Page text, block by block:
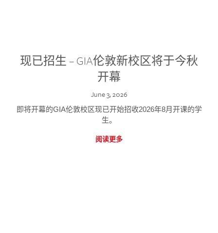
现已招生 – GIA伦敦新校区将于今秋
开幕
June 3, 2026
即将开幕的GIA伦敦校区现已开始招收2026年8月开课的学
生。
阅读更多